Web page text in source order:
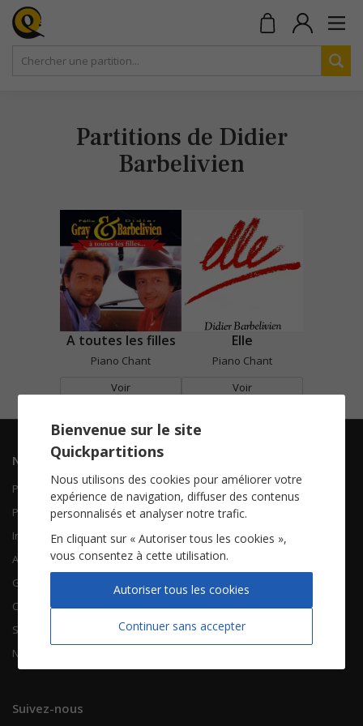
Partitions de Didier
Barbelivien
A toutes les filles
Piano Chant
Voir
Elle
Piano Chant
Voir
Navigation
Piano Chant
Piano Solo
Instruments solistes
Accordéon
Guitare
Chorales
Songbooks
Nouvelles partitions
Contactez-nous
Qui sommes-nous
FAQ
À propos
CGV
Mentions légales
Suivez-nous
Bienvenue sur le site
Quickpartitions
Nous utilisons des cookies pour améliorer votre
expérience de navigation, diffuser des contenus
personnalisés et analyser notre trafic.
En cliquant sur « Autoriser tous les cookies »,
vous consentez à cette utilisation.
Continuer sans accepter
Autoriser tous les cookies